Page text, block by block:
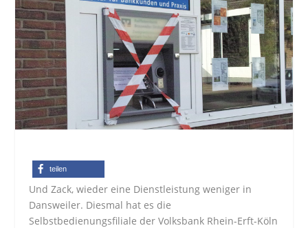
teilen
Und Zack, wieder eine Dienstleistung weniger in
Dansweiler. Diesmal hat es die
Selbstbedienungsfiliale der Volksbank Rhein-Erft-Köln